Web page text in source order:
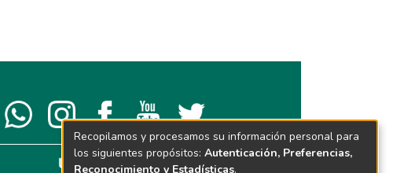
Recopilamos y procesamos su información personal para
los siguientes propósitos: Autenticación, Preferencias,
Reconocimiento y Estadísticas.